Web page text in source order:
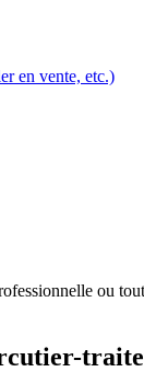
en vente, etc.)
ou